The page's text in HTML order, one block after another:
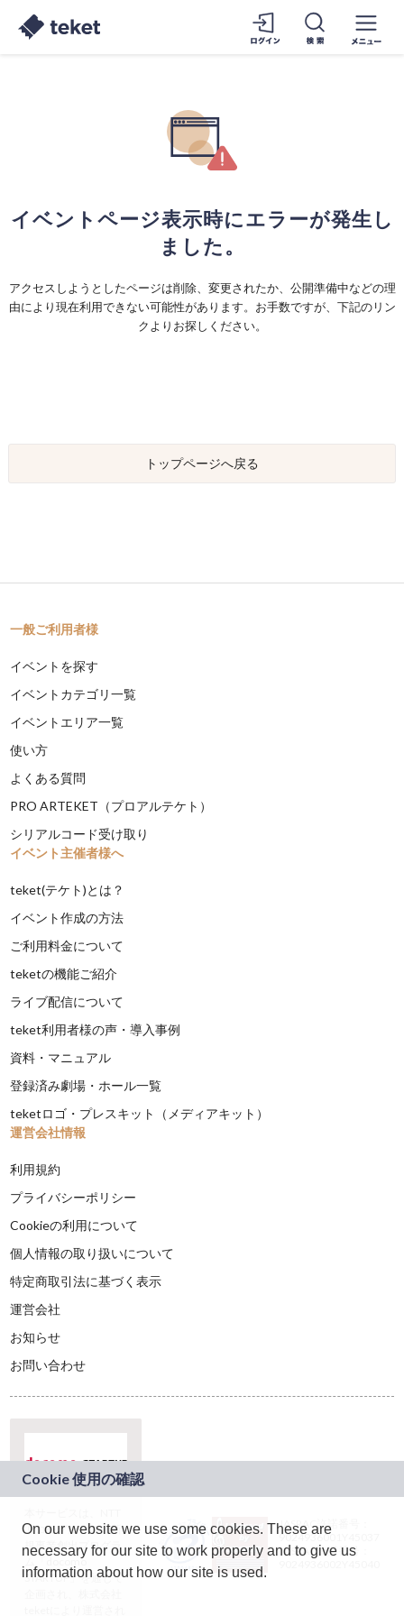
イベントページ表示時にエラーが発生し
ました。
アクセスしようとしたページは削除、変更されたか、公開準備中などの理
由により現在利用できない可能性があります。お手数ですが、下記のリン
クよりお探しください。
トップページへ戻る
一般ご利用者様
イベントを探す
イベントカテゴリ一覧
イベントエリア一覧
使い方
よくある質問
PRO ARTEKET（プロアルテケト）
シリアルコード受け取り
イベント主催者様へ
teket(テケト)とは？
イベント作成の方法
ご利用料金について
teketの機能ご紹介
ライブ配信について
teket利用者様の声・導入事例
資料・マニュアル
登録済み劇場・ホール一覧
teketロゴ・プレスキット（メディアキット）
運営会社情報
利用規約
プライバシーポリシー
Cookieの利用について
個人情報の取り扱いについて
特定商取引法に基づく表示
運営会社
お知らせ
お問い合わせ
ドコモグループの新
規事業創出プログラ
ム「docomo
STARTUP」を通じて
JASRAC許諾番号：
9024936001Y45037
JASRAC許諾番号：
On our website we use some cookies. These are
necessary for our site to work properly and to give us
information about how our site is used.